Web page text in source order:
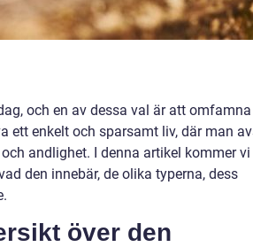
och en av dessa val är att omfamna
ett enkelt och sparsamt liv, där man
andlighet. I denna artikel kommer
den innebär, de olika typerna, dess
över den